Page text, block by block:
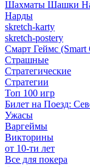
Шахматы Шашки
Нарды
skretch-karty
skretch-postery
Смарт Геймс (Smart
Страшные
Стратегические
Стратегии
Топ 100 игр
Билет на Поезд:
Ужасы
Варгеймы
Викторины
от 10-ти лет
Все для покера